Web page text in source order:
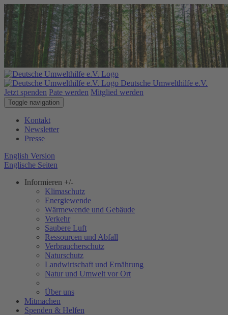
Deutsche Umwelthilfe e.V.
Jetzt spenden Pate werden Mitglied werden
Toggle navigation
Kontakt
Newsletter
Presse
English Version
Englische Seiten
Informieren +/-
Klimaschutz
Energiewende
Wärmewende und Gebäude
Verkehr
Saubere Luft
Ressourcen und Abfall
Verbraucherschutz
Naturschutz
Landwirtschaft und Ernährung
Natur und Umwelt vor Ort
Über uns
Mitmachen
Spenden & Helfen